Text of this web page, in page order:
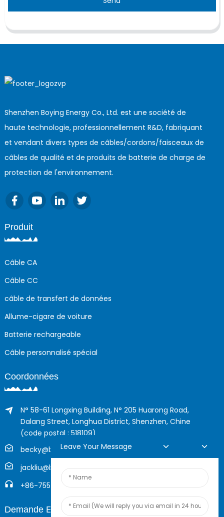
Shenzhen Boying Energy Co., Ltd. est une société de
haute technologie, professionnellement R&D, fabriquant
et vendant divers types de câbles/cordons/faisceaux de
câbles de qualité et de produits de batterie de charge de
protection de l'environnement.
Produit
Câble CA
Câble CC
câble de transfert de données
Allume-cigare de voiture
Batterie rechargeable
Câble personnalisé spécial
Coordonnées
N° 58-61 Longxing Building, N° 205 Huarong Road,
Dalang Street, Longhua District, Shenzhen, Chine
(code postal : 518109)
becky@boyingcable.com
jackliu@boyingcable.com
+86-755-21014277
Demande En Ligne
Leave Your Message